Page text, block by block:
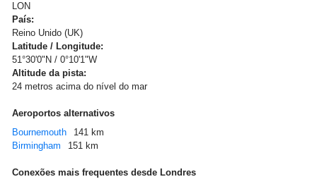
LON
País:
Reino Unido (UK)
Latitude / Longitude:
51°30'0"N / 0°10'1"W
Altitude da pista:
24 metros acima do nível do mar
Aeroportos alternativos
Bournemouth
141 km
Birmingham
151 km
Conexões mais frequentes desde Londres